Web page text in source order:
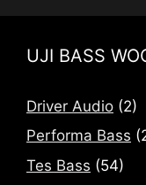
UJI BASS
Driver Audio (2)
Performa Bass
Tes Bass (54)